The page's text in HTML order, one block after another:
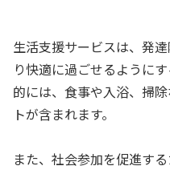
生活支援サービスは、発
り快適に過ごせるように
的には、食事や入浴、掃
トが含まれます。
また、社会参加を促進す